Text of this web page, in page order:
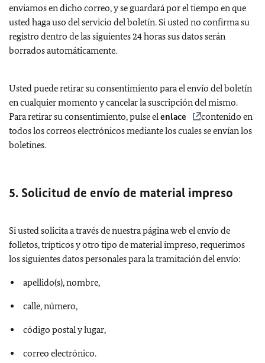
enviamos en dicho correo, y se guardará por el tiempo en que
usted haga uso del servicio del boletín. Si usted no confirma su
registro dentro de las siguientes 24 horas sus datos serán
borrados automáticamente.
Usted puede retirar su consentimiento para el envío del boletín
en cualquier momento y cancelar la suscripción del mismo.
Para retirar su consentimiento, pulse elenlace
contenido en
todos los correos electrónicos mediante los cuales se envían los
boletines.
5. Solicitud de envío de material impreso
Si usted solicita a través de nuestra página web el envío de
folletos, trípticos y otro tipo de material impreso, requerimos
los siguientes datos personales para la tramitación del envío:
apellido(s), nombre,
calle, número,
código postal y lugar,
correo electrónico.